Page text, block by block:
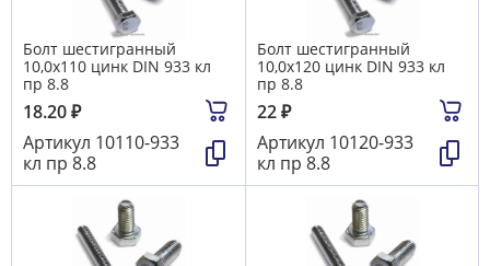
Болт шестигранный
10,0х110 цинк DIN 933 кл
пр 8.8
18.20₽
Артикул 10110-933
кл пр 8.8
Болт шестигранный
10,0х120 цинк DIN 933 кл
пр 8.8
22₽
Артикул 10120-933
кл пр 8.8